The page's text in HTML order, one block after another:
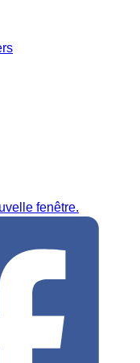
fenêtre.